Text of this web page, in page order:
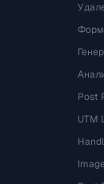
Post
UTM